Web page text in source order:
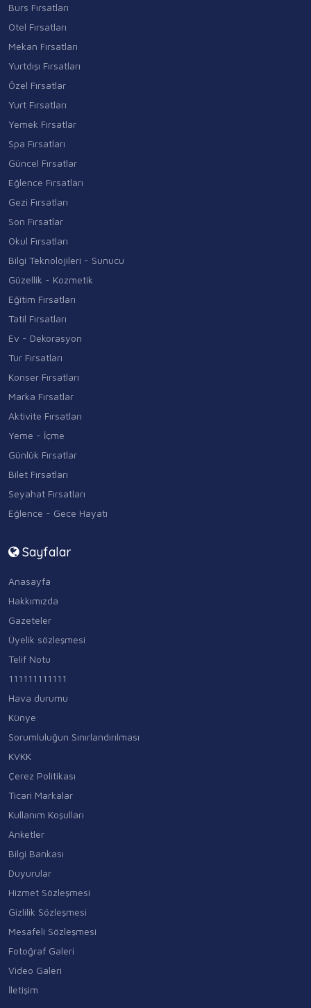
Burs Fırsatları
Otel Fırsatları
Mekan Fırsatları
Yurtdışı Fırsatları
Özel Fırsatlar
Yurt Fırsatları
Yemek Fırsatlar
Spa Fırsatları
Güncel Fırsatlar
Eğlence Fırsatları
Gezi Fırsatları
Son Fırsatlar
Okul Fırsatları
Bilgi Teknolojileri - Sunucu
Güzellik - Kozmetik
Eğitim Fırsatları
Tatil Fırsatları
Ev - Dekorasyon
Tur Fırsatları
Konser Fırsatları
Marka Fırsatlar
Aktivite Fırsatları
Yeme - İçme
Günlük Fırsatlar
Bilet Fırsatları
Seyahat Fırsatları
Eğlence - Gece Hayatı
Sayfalar
Anasayfa
Hakkımızda
Gazeteler
Üyelik sözleşmesi
Telif Notu
111111111111
Hava durumu
Künye
Sorumluluğun Sınırlandırılması
KVKK
Çerez Politikası
Ticari Markalar
Kullanım Koşulları
Anketler
Bilgi Bankası
Duyurular
Hizmet Sözleşmesi
Gizlilik Sözleşmesi
Mesafeli Sözleşmesi
Fotoğraf Galeri
Video Galeri
İletişim